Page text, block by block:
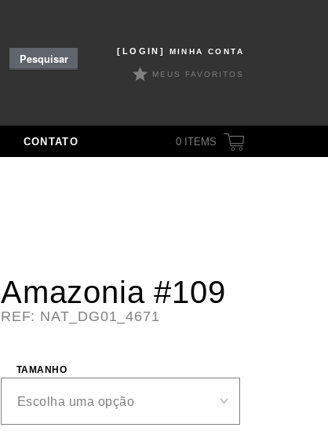
[LOGIN] MINHA CONTA
MEUS FAVORITOS
Pesquisar
por:Pesquisar
CONTATO 0 ITEMS
Amazonia #109
REF: NAT_DG01_4671
TAMANHO